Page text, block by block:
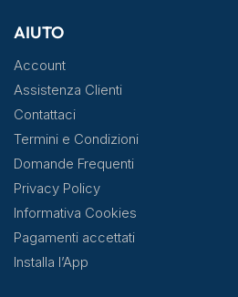
AIUTO
Account
Assistenza Clienti
Contattaci
Termini e Condizioni
Domande Frequenti
Privacy Policy
Informativa Cookies
Pagamenti accettati
Installa l’App